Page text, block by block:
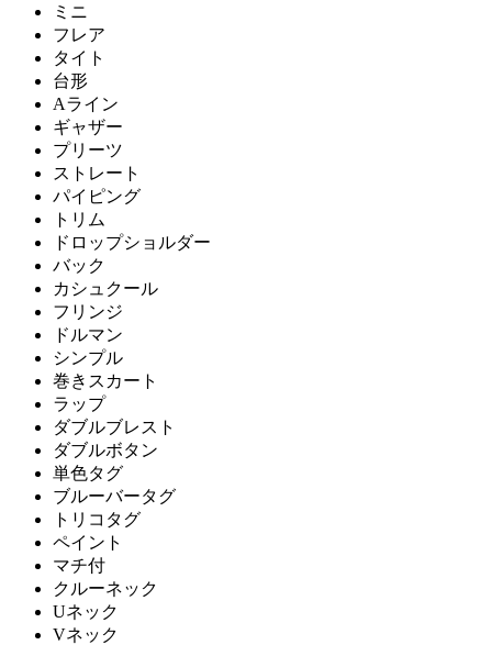
ミニ
フレア
タイト
台形
Aライン
ギャザー
プリーツ
ストレート
パイピング
トリム
ドロップショルダー
バック
カシュクール
フリンジ
ドルマン
シンプル
巻きスカート
ラップ
ダブルブレスト
ダブルボタン
単色タグ
ブルーバータグ
トリコタグ
ペイント
マチ付
クルーネック
Uネック
Vネック